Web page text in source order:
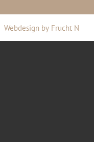
Webdesign by Frucht N